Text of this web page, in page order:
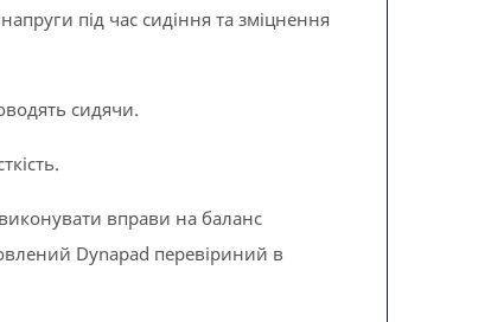
під час сидіння та зміцнення
сидячи.
вправи на баланс
Dynapad перевіриний в